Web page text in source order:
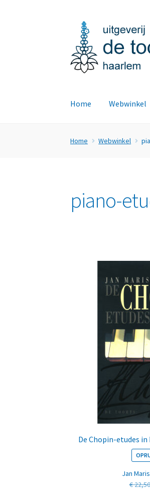
door
naar
navigatie
naar
de
inhoud
Home Webwinkel
Home Webwinkel
piano-
De Chopin-etudes
Jan
€22,50